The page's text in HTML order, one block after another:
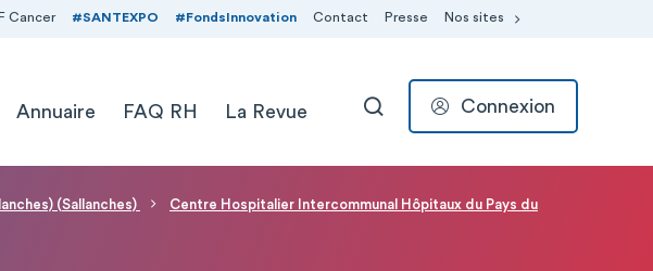
Cancer #SANTEXPO #FondsInnovation Contact Presse Nos sites
Annuaire FAQ RH La Revue RECHERCHER
Connexion
(Sallanches)
Centre Hospitalier Intercommunal Hôpitaux du Pays du